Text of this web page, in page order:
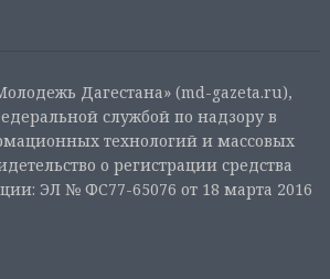
Дагестана» (md-gazeta.ru),
службой по надзору в
технологий и массовых
о регистрации средства
ЭЛ № ФС77-65076 от 18 марта 2016